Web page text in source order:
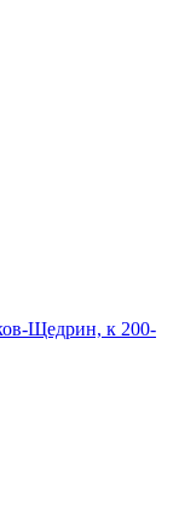
Щедрин, к 200-